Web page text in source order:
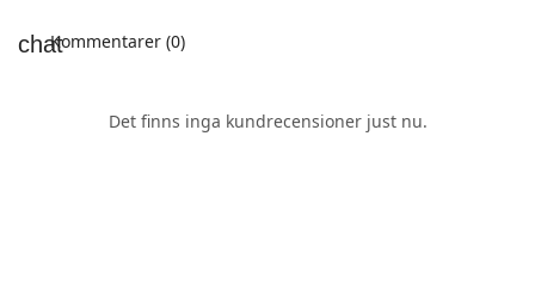
Kommentarer (0)
Det finns inga kundrecensioner just nu.